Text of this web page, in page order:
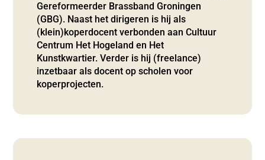
Gereformeerder Brassband Groningen
(GBG). Naast het dirigeren is hij als
(klein)koperdocent verbonden aan Cultuur
Centrum Het Hogeland en Het
Kunstkwartier. Verder is hij (freelance)
inzetbaar als docent op scholen voor
koperprojecten.